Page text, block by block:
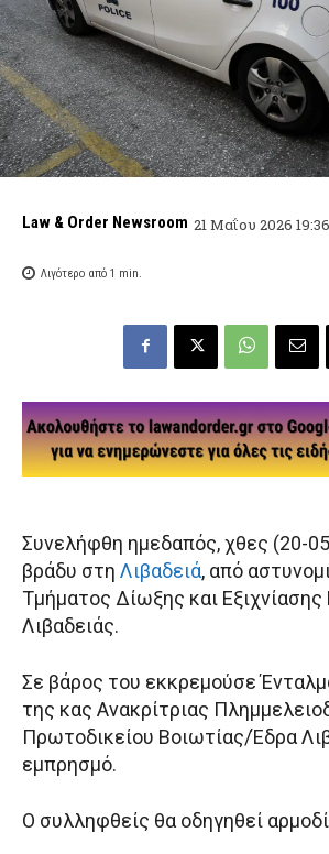
Law & Order Newsroom 21 Μαΐου 2026 19:36
Λιγότερο από 1 min.
Συνελήφθη ημεδαπός, χθες (20-
βράδυ στη Λιβαδειά, από
Τμήματος Δίωξης και
Λιβαδειάς.
Σε βάρος του εκκρεμούσε
της κας Ανακρίτριας
Πρωτοδικείου Βοιωτίας/Έδρα
εμπρησμό.
Ο συλληφθείς θα οδηγηθεί